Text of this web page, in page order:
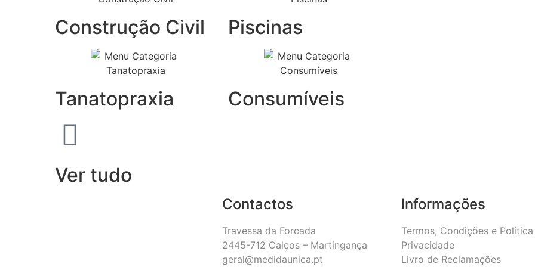
Construção Civil Piscinas
Tanatopraxia Consumíveis
Ver tudo
Contactos
Travessa da Forcada
2445-712 Calços – Martingança
geral@medidaunica.pt
Informações
Termos, Condições e
Privacidade
Livro de Reclamações